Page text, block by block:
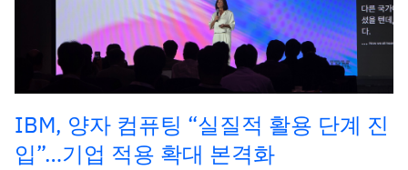
IBM, 양자 컴퓨팅 “실질적 활용 단계 진
입”…기업 적용 확대 본격화